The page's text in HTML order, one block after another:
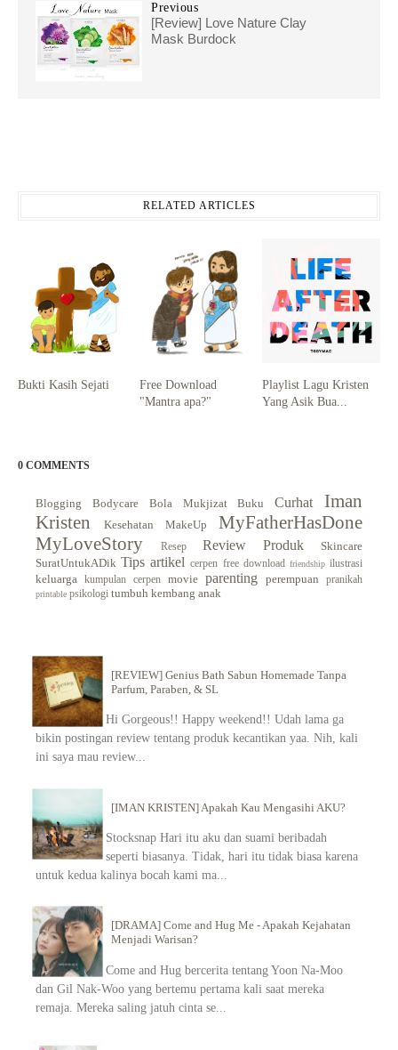
Previous
[Review] Love Nature Clay
Mask Burdock
RELATED ARTICLES
Bukti Kasih Sejati
Free Download
"Mantra apa?"
Playlist Lagu Kristen
Yang Asik Bua...
0 COMMENTS
Blogging Bodycare Bola Mukjizat Buku Curhat
Iman
Kristen
Kesehatan MakeUp
MyFatherHasDone
MyLoveStory
Resep Review Produk
Skincare
SuratUntukADik Tips artikel cerpen free download friendship ilustrasi
keluarga kumpulan cerpen movie parenting perempuan pranikah
printable psikologi tumbuh kembang anak
[REVIEW] Genius Bath Sabun Homemade Tanpa
Parfum, Paraben, & SL
Hi Gorgeous!! Happy weekend!! Udah lama ga
bikin postingan review tentang produk kecantikan yaa. Nih, kali
ini saya mau review...
[IMAN KRISTEN] Apakah Kau Mengasihi AKU?
Stocksnap Hari itu aku dan suami beribadah
seperti biasanya. Tidak, hari itu tidak biasa karena
untuk kedua kalinya bocah kami ma...
[DRAMA] Come and Hug Me - Apakah Kejahatan
Menjadi Warisan?
Come and Hug bercerita tentang Yoon Na-Moo
dan Gil Nak-Woo yang bertemu pertama kali saat mereka
remaja. Mereka saling jatuh cinta se...